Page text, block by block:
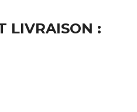
LIVRAISON :